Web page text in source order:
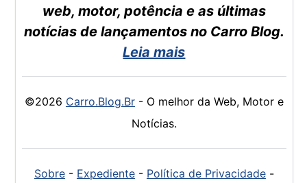
web, motor, potência e as últimas
notícias de lançamentos no Carro Blog.
Leia mais
©2026 Carro.Blog.Br- O melhor da Web, Motor e
Notícias.
Sobre- Expediente- Política de Privacidade-